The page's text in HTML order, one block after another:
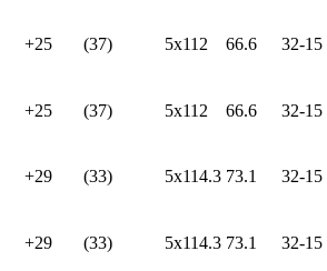
+25 (37) 5x112 66.6 32-15
+25 (37) 5x112 66.6 32-15
+29 (33) 5x114.3 73.1 32-15
+29 (33) 5x114.3 73.1 32-15